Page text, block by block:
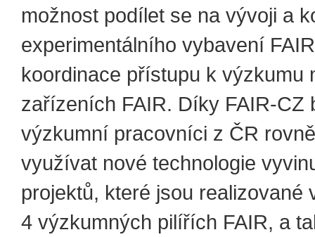
možnost podílet se na vývoji a
experimentálního vybavení
koordinace přístupu k výzkumu
zařízeních FAIR. Díky FAIR-CZ
výzkumní pracovníci z ČR
využívat nové technologie
projektů, které jsou realizované
4 výzkumných pilířích FAIR, a